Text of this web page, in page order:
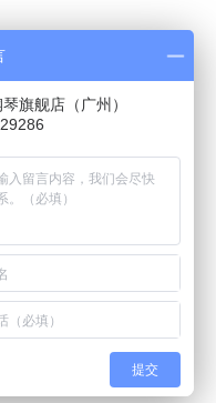
旗舰店（广州）
提交